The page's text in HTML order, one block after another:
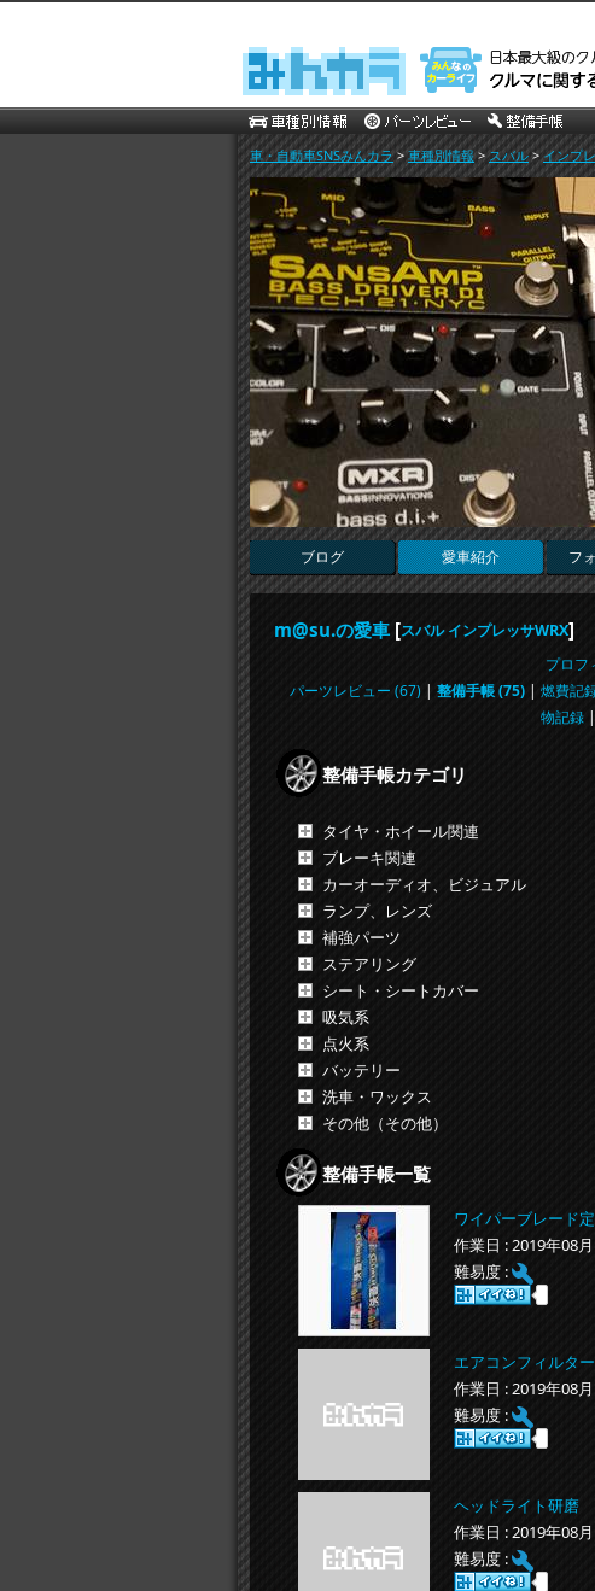
車・自動車SNSみんカラ>車種別情報>スバル>インプ
ブログ 愛車紹介 フ
m@su.の愛車 [スバル インプレッサWRX]
プロフ
パーツレビュー (67) | 整備手帳 (75) | 燃費記
物記録|
整備手帳カテゴリ
タイヤ・ホイール関連
ブレーキ関連
カーオーディオ、ビジュアル
ランプ、レンズ
補強パーツ
ステアリング
シート・シートカバー
吸気系
点火系
バッテリー
洗車・ワックス
その他（その他）
整備手帳一覧
ワイパーブレード
作業日 : 2019年08
難易度 :
エアコンフィルタ
作業日 : 2019年08
難易度 :
ヘッドライト研磨
作業日 : 2019年08
難易度 :